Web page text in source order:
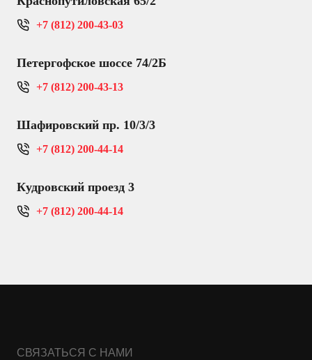
+7 (812) 200-43-03
Петергофское шоссе 74/2Б
+7 (812) 200-43-13
Шафировский пр. 10/3/3
+7 (812) 200-44-14
Кудровский проезд 3
+7 (812) 200-44-14
СВЯЗАТЬСЯ С НАМИ